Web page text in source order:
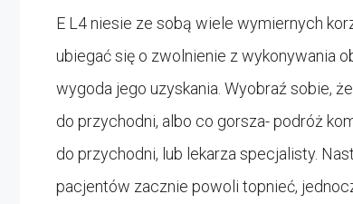
E L4 niesie ze sobą wiele wymiernych
ubiegać się o zwolnienie z wykonywania
wygoda jego uzyskania. Wyobraź sobie,
do przychodni, albo co gorsza- podróż
do przychodni, lub lekarza specjalisty.
pacjentów zacznie powoli topnieć,